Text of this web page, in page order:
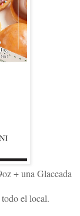
+ una Glaceada
el local.